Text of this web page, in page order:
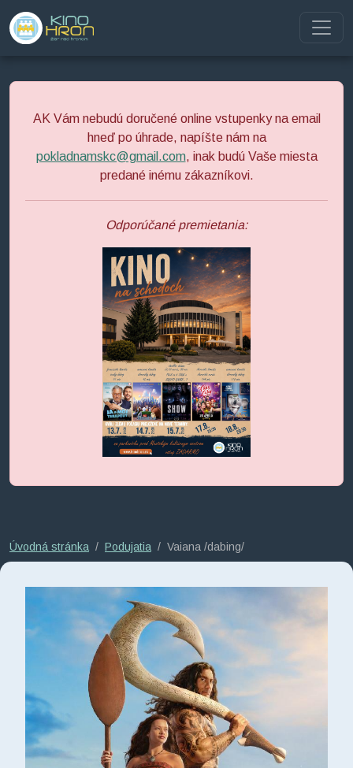
AK Vám nebudú doručené online vstupenky na email
hneď po úhrade, napíšte nám na
pokladnamskc@gmail.com, inak budú Vaše miesta
predané inému zákazníkovi.
Odporúčané premietania:
Úvodná stránka Podujatia Vaiana /dabing/